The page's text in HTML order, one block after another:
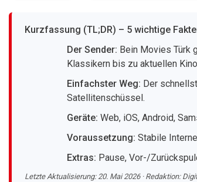
Kurzfassung (TL;DR) – 5 wichtige
Der Sender: Bein Movies Türk
Klassikern bis zu aktuellen
Einfachster Weg: Der
Satellitenschüssel.
Geräte: Web, iOS, Android,
Voraussetzung: Stabile
Extras: Pause, Vor-/
Letzte Aktualisierung: 20. Mai 2026 · Redaktion: